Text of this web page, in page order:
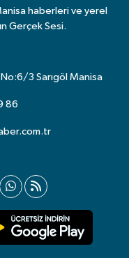
haberleri ve yerel
Gerçek Sesi.
3 Sarıgöl Manisa
86